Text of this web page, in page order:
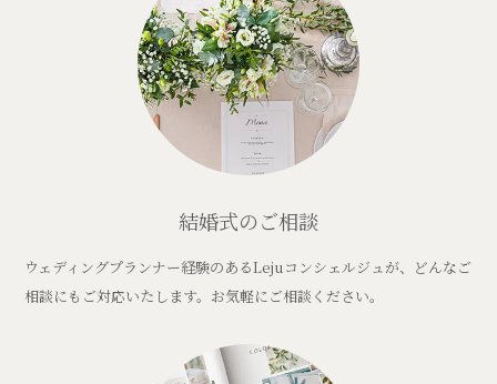
結婚式のご相談
ウェディングプランナー経験のあるLejuコンシェルジュが、どんなご
相談にもご対応いたします。お気軽にご相談ください。